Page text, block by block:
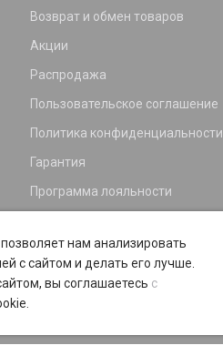
Возврат и обмен товаров
Акции
Распродажа
Пользовательское соглашение
Политика конфиденциальности
Гарантия
Программа лояльности
нам анализировать
с сайтом и делать его лучше.
вы соглашаетесь с